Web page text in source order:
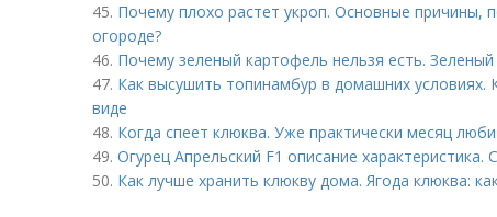
45. Почему плохо растет укроп. Основные причины,
огороде?
46. Почему зеленый картофель нельзя есть.
47. Как высушить топинамбур в домашних условиях.
виде
48. Когда спеет клюква. Уже практически месяц
49. Огурец Апрельский F1 описание характеристика.
50. Как лучше хранить клюкву дома. Ягода клюква: